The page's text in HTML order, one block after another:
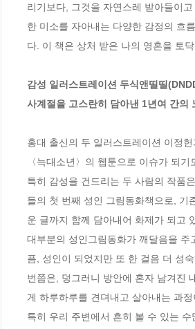
리기보다, 그것을 자연스레 받아들이
한 미소를 자아내는 다양한 감정의 흐
다. 이 책은 상처 받은 나의 영혼을 토
감성 일러스트레이션 두식앤띨띨
사계절을 고스란히 담아낸 1년여 간
홍대 출신의 두 일러스트레이션 이정
〈늑대소년〉의 웹툰으로 이슈가 되기
특히 감성을 건드리는 두 사람의 작품
들의 첫 번째 성인 그림동화책으로, 기
운 글까지 함께 담아내어 화제가 되고
대부분의 성인그림동화가 깨달음을
픔, 성인이 되었지만 또 한 걸음 더 성
번쯤은, 덩그러니 방안에 혼자 남겨진
게 하루하루를 견뎌내고 살아내는 과
특히 우리 주변에서 흔히 볼 수 있는